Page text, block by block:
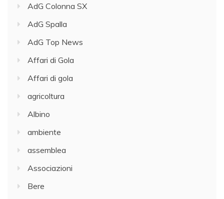
AdG Colonna SX
AdG Spalla
AdG Top News
Affari di Gola
Affari di gola
agricoltura
Albino
ambiente
assemblea
Associazioni
Bere